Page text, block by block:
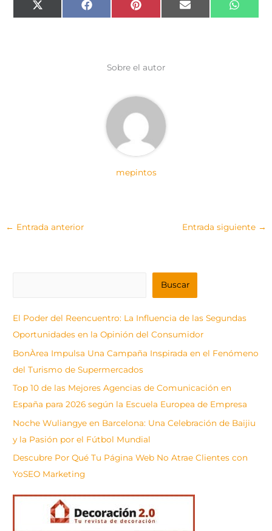
Compartir
en
X
(
Compartir
en
F
a
Compartir
en
P
i
s
t
Compartir
en
E
m
en
W
h
Sobre el autor
mepintos
← Entrada anterior Entrada siguiente →
Buscar
El Poder del Reencuentro: La Influencia de las Segundas
Oportunidades en la Opinión del Consumidor
BonÀrea Impulsa Una Campaña Inspirada en el Fenómeno
del Turismo de Supermercados
Top 10 de las Mejores Agencias de Comunicación en
España para 2026 según la Escuela Europea de Empresa
Noche Wuliangye en Barcelona: Una Celebración de Baijiu
y la Pasión por el Fútbol Mundial
Descubre Por Qué Tu Página Web No Atrae Clientes con
YoSEO Marketing